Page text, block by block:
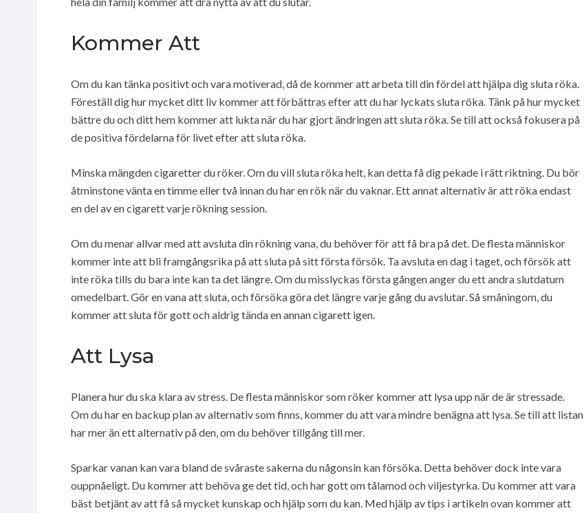
Kommer Att
Om du kan tänka positivt och vara motiverad, då de kommer att arbeta till din fördel att hjälpa dig sluta röka.
Föreställ dig hur mycket ditt liv kommer att förbättras efter att du har lyckats sluta röka. Tänk på hur mycket
bättre du och ditt hem kommer att lukta när du har gjort ändringen att sluta röka. Se till att också fokusera på
de positiva fördelarna för livet efter att sluta röka.
Minska mängden cigaretter du röker. Om du vill sluta röka helt, kan detta få dig pekade i rätt riktning. Du bör
åtminstone vänta en timme eller två innan du har en rök när du vaknar. Ett annat alternativ är att röka endast
en del av en cigarett varje rökning session.
Om du menar allvar med att avsluta din rökning vana, du behöver för att få bra på det. De flesta människor
kommer inte att bli framgångsrika på att sluta på sitt första försök. Ta avsluta en dag i taget, och försök att
inte röka tills du bara inte kan ta det längre. Om du misslyckas första gången anger du ett andra slutdatum
omedelbart. Gör en vana att sluta, och försöka göra det längre varje gång du avslutar. Så småningom, du
kommer att sluta för gott och aldrig tända en annan cigarett igen.
Att Lysa
Planera hur du ska klara av stress. De flesta människor som röker kommer att lysa upp när de är stressade.
Om du har en backup plan av alternativ som finns, kommer du att vara mindre benägna att lysa. Se till att listan
har mer än ett alternativ på den, om du behöver tillgång till mer.
Sparkar vanan kan vara bland de svåraste sakerna du någonsin kan försöka. Detta behöver dock inte vara
ouppnåeligt. Du kommer att behöva ge det tid, och har gott om tålamod och viljestyrka. Du kommer att vara
bäst betjänt av att få så mycket kunskap och hjälp som du kan. Med hjälp av tips i artikeln ovan kommer att